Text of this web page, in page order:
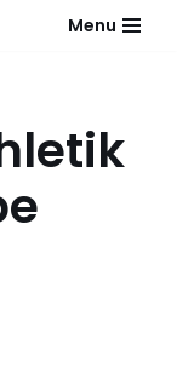
Menu